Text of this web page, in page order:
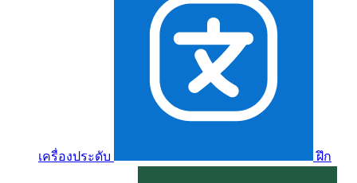
เครื่องประดับ ฝึก